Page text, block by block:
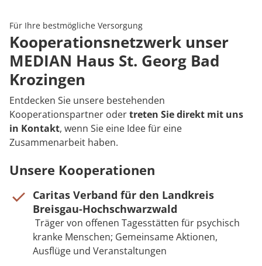
Für Ihre bestmögliche Versorgung
Kooperationsnetzwerk unser
MEDIAN Haus St. Georg Bad
Krozingen
Entdecken Sie unsere bestehenden
Kooperationspartner odertreten Sie direkt mit uns
in Kontakt, wenn Sie eine Idee für eine
Zusammenarbeit haben.
Unsere Kooperationen
Caritas Verband für den Landkreis
Breisgau-Hochschwarzwald
Träger von offenen Tagesstätten für psychisch
kranke Menschen; Gemeinsame Aktionen,
Ausflüge und Veranstaltungen